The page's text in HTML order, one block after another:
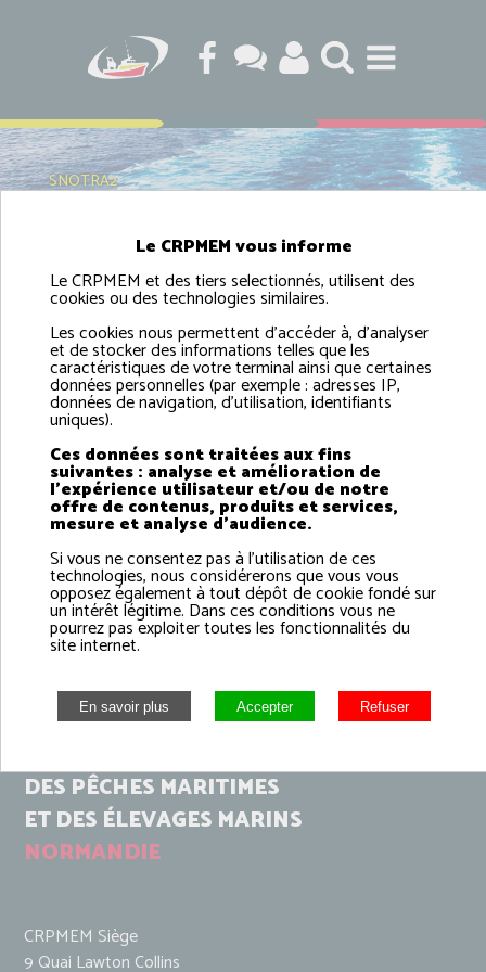
SNOTRA2
SNOTRA2
DES PÊCHES MARITIMES
ET DES ÉLEVAGES MARINS
NORMANDIE
CRPMEM Siège
9 Quai Lawton Collins
Le CRPMEM vous informe
Le CRPMEM et des tiers selectionnés, utilisent des
cookies ou des technologies similaires.
Les cookies nous permettent d'accéder à, d'analyser
et de stocker des informations telles que les
caractéristiques de votre terminal ainsi que certaines
données personnelles (par exemple : adresses IP,
données de navigation, d'utilisation, identifiants
uniques).
Ces données sont traitées aux fins
suivantes : analyse et amélioration de
l'expérience utilisateur et/ou de notre
offre de contenus, produits et services,
mesure et analyse d'audience.
Si vous ne consentez pas à l'utilisation de ces
technologies, nous considérerons que vous vous
opposez également à tout dépôt de cookie fondé sur
un intérêt légitime. Dans ces conditions vous ne
pourrez pas exploiter toutes les fonctionnalités du
site internet.